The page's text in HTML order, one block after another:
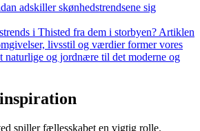
adskiller skønhedstrendsene sig
i Thisted fra dem i storbyen? Artiklen
livsstil og værdier former vores
naturlige og jordnære til det moderne og
spiller fællesskabet en vigtig rolle.